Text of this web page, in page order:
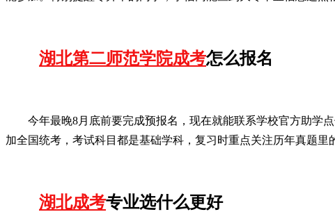
湖北第二师范学院成考怎么报名
今年最晚8月底前要完成预报名，现在就能联系学校官方助学
加全国统考，考试科目都是基础学科，复习时重点关注历年真题里
湖北成考专业选什么更好